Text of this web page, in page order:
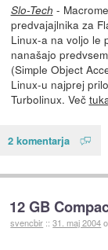
Slo-Tech -
predvajajlnika za
Linux-a na voljo le
nanašajo
(Simple Object
Linux-u najprej
Turbolinux. Več
2 komentarja
12 GB
svencbir ::31. maj 2004